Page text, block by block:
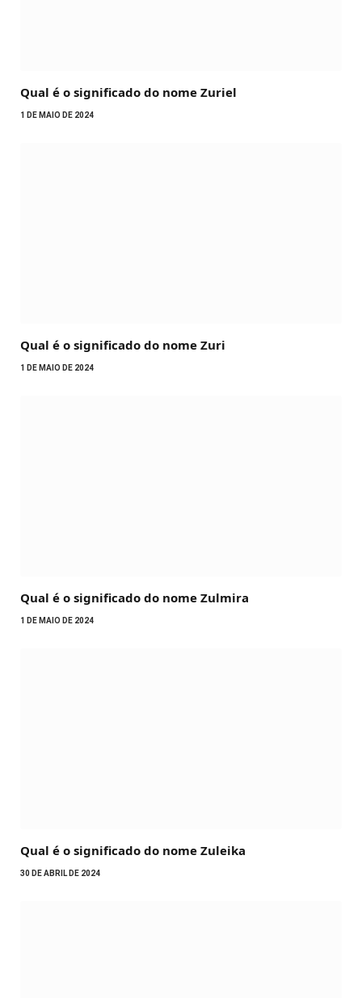
Qual é o significado do nome Zuriel
1 DE MAIO DE 2024
Qual é o significado do nome Zuri
1 DE MAIO DE 2024
Qual é o significado do nome Zulmira
1 DE MAIO DE 2024
Qual é o significado do nome Zuleika
30 DE ABRIL DE 2024